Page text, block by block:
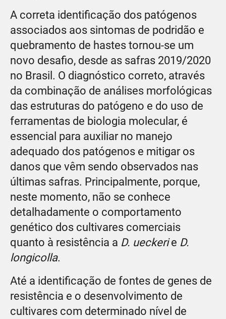
A correta identificação dos patógenos
associados aos sintomas de podridão e
quebramento de hastes tornou-se um
novo desafio, desde as safras 2019/2020
no Brasil. O diagnóstico correto, através
da combinação de análises morfológicas
das estruturas do patógeno e do uso de
ferramentas de biologia molecular, é
essencial para auxiliar no manejo
adequado dos patógenos e mitigar os
danos que vêm sendo observados nas
últimas safras. Principalmente, porque,
neste momento, não se conhece
detalhadamente o comportamento
genético dos cultivares comerciais
quanto à resistência a D. ueckerie D.
longicolla.
Até a identificação de fontes de genes de
resistência e o desenvolvimento de
cultivares com determinado nível de